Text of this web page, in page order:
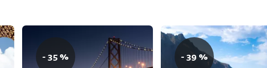
- 35 % - 39 %